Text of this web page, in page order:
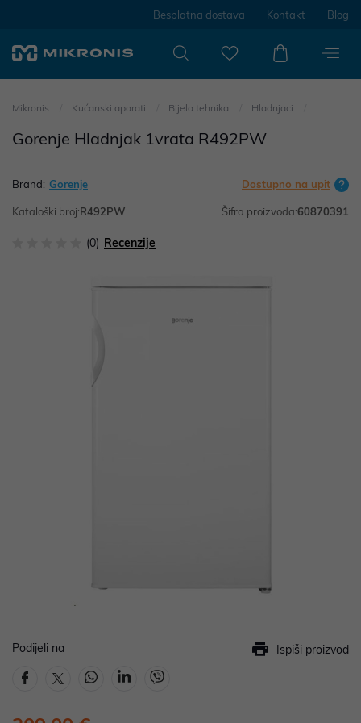
Besplatna dostava Kontakt Blog
Mikronis Kućanski aparati Bijela tehnika Hladnjaci
Gorenje Hladnjak 1vrata R492PW
Brand: Gorenje Dostupno na upit
Kataloški broj:R492PW Šifra proizvoda:60870391
(0) Recenzije
Podijeli na Ispiši proizvod